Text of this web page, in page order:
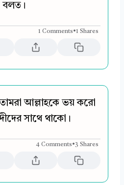
বলত।
1 Comments•1 Shares
আল্লাহকে ভয় করো
সাথে থাকো।
4 Comments•3 Shares